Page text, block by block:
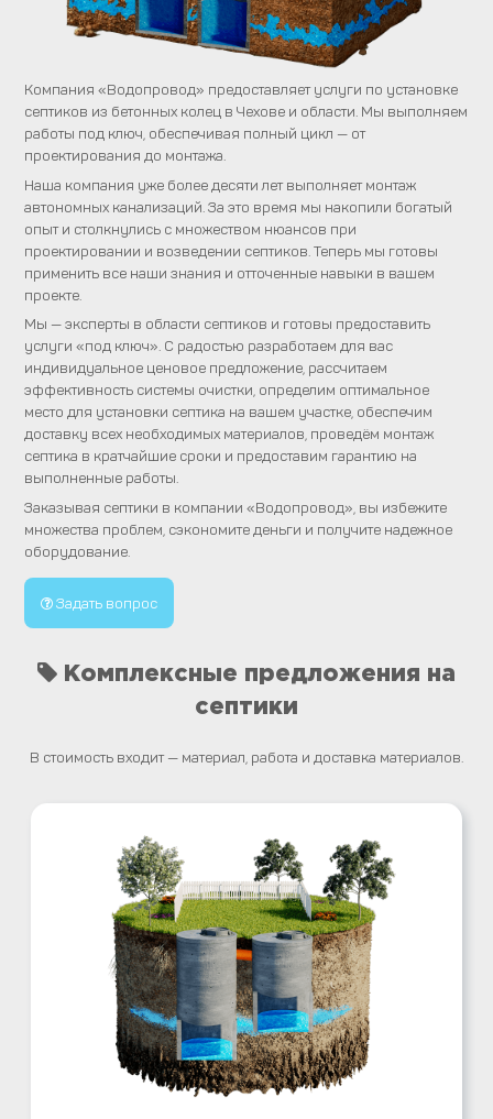
Компания «Водопровод» предоставляет услуги по установке
септиков из бетонных колец в Чехове и области. Мы выполняем
работы под ключ, обеспечивая полный цикл — от
проектирования до монтажа.
Наша компания уже более десяти лет выполняет монтаж
автономных канализаций. За это время мы накопили богатый
опыт и столкнулись с множеством нюансов при
проектировании и возведении септиков. Теперь мы готовы
применить все наши знания и отточенные навыки в вашем
проекте.
Мы — эксперты в области септиков и готовы предоставить
услуги «под ключ». С радостью разработаем для вас
индивидуальное ценовое предложение, рассчитаем
эффективность системы очистки, определим оптимальное
место для установки септика на вашем участке, обеспечим
доставку всех необходимых материалов, проведём монтаж
септика в кратчайшие сроки и предоставим гарантию на
выполненные работы.
Заказывая септики в компании «Водопровод», вы избежите
множества проблем, сэкономите деньги и получите надежное
оборудование.
Задать вопрос
Комплексные предложения на
септики
В стоимость входит — материал, работа и доставка материалов.